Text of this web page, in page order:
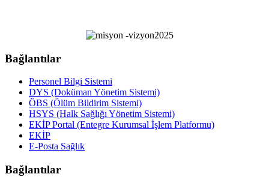
Bağlantılar
Personel Bilgi Sistemi
DYS (Doküman Yönetim Sistemi)
ÖBS (Ölüm Bildirim Sistemi)
HSYS (Halk Sağlığı Yönetim Sistemi)
EKİP Portal (Entegre Kurumsal İşlem Platformu)
EKİP
E-Posta Sağlık
Bağlantılar